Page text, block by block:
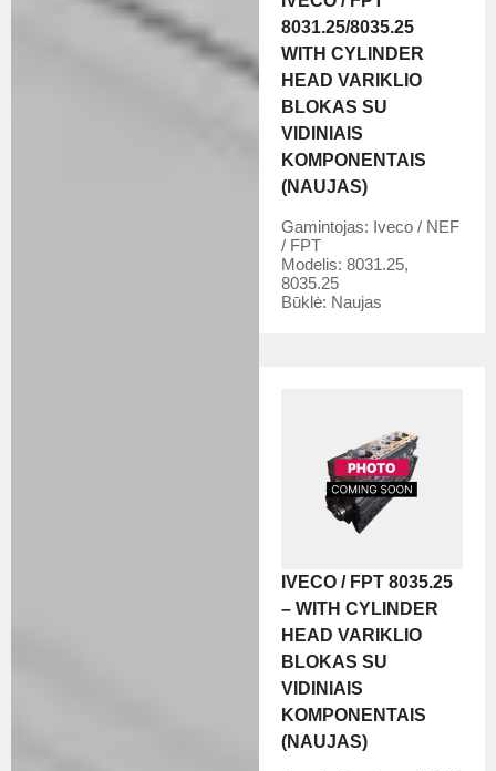
8031.25/8035.25
WITH CYLINDER
HEAD VARIKLIO
BLOKAS SU
VIDINIAIS
KOMPONENTAIS
(NAUJAS)
Gamintojas: Iveco / NEF
/ FPT
Modelis:8031.25,
8035.25
Būklė: Naujas
IVECO / FPT 8035.25
– WITH CYLINDER
HEAD VARIKLIO
BLOKAS SU
VIDINIAIS
KOMPONENTAIS
(NAUJAS)